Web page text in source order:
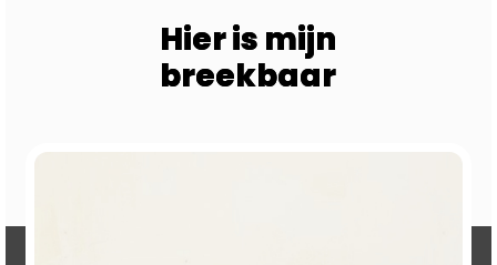
Hier is mijn
breekbaar